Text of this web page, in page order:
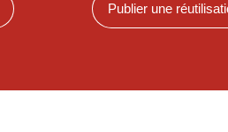
Publier une